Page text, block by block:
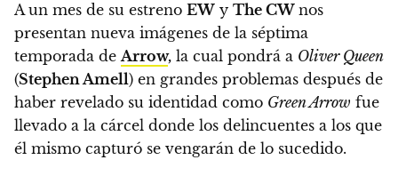
A un mes de su estreno EW y The CW nos
presentan nueva imágenes de la séptima
temporada deArrow, la cual pondrá a Oliver Queen
(Stephen Amell) en grandes problemas después de
haber revelado su identidad como Green Arrow fue
llevado a la cárcel donde los delincuentes a los que
él mismo capturó se vengarán de lo sucedido.